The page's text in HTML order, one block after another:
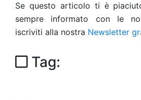
Se questo articolo ti è
sempre informato con le
iscriviti alla nostra Newsletter
Tag: